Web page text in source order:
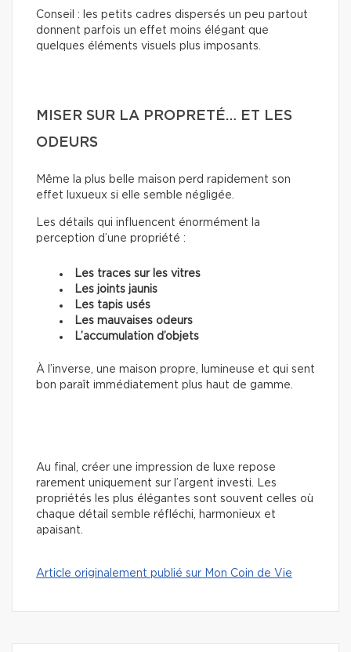
Conseil : les petits cadres dispersés un peu partout
donnent parfois un effet moins élégant que
quelques éléments visuels plus imposants.
MISER SUR LA PROPRETÉ… ET LES
ODEURS
Même la plus belle maison perd rapidement son
effet luxueux si elle semble négligée.
Les détails qui influencent énormément la
perception d’une propriété :
Les traces sur les vitres
Les joints jaunis
Les tapis usés
Les mauvaises odeurs
L’accumulation d’objets
À l’inverse, une maison propre, lumineuse et qui sent
bon paraît immédiatement plus haut de gamme.
Au final, créer une impression de luxe repose
rarement uniquement sur l’argent investi. Les
propriétés les plus élégantes sont souvent celles où
chaque détail semble réfléchi, harmonieux et
apaisant.
Article originalement publié sur Mon Coin de Vie